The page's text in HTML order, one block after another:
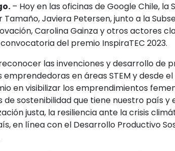
– Hoy en las oficinas de Google Chile, la
Javiera Petersen, junto a la
Carolina Gainza y otros actores
del premio InspiraTEC 2023.
las invenciones y desarrollo de
en áreas STEM y desde
en visibilizar los emprendimientos
sostenibilidad que tiene nuestro país y
justa, la resiliencia ante la crisis
en línea con el Desarrollo Productivo